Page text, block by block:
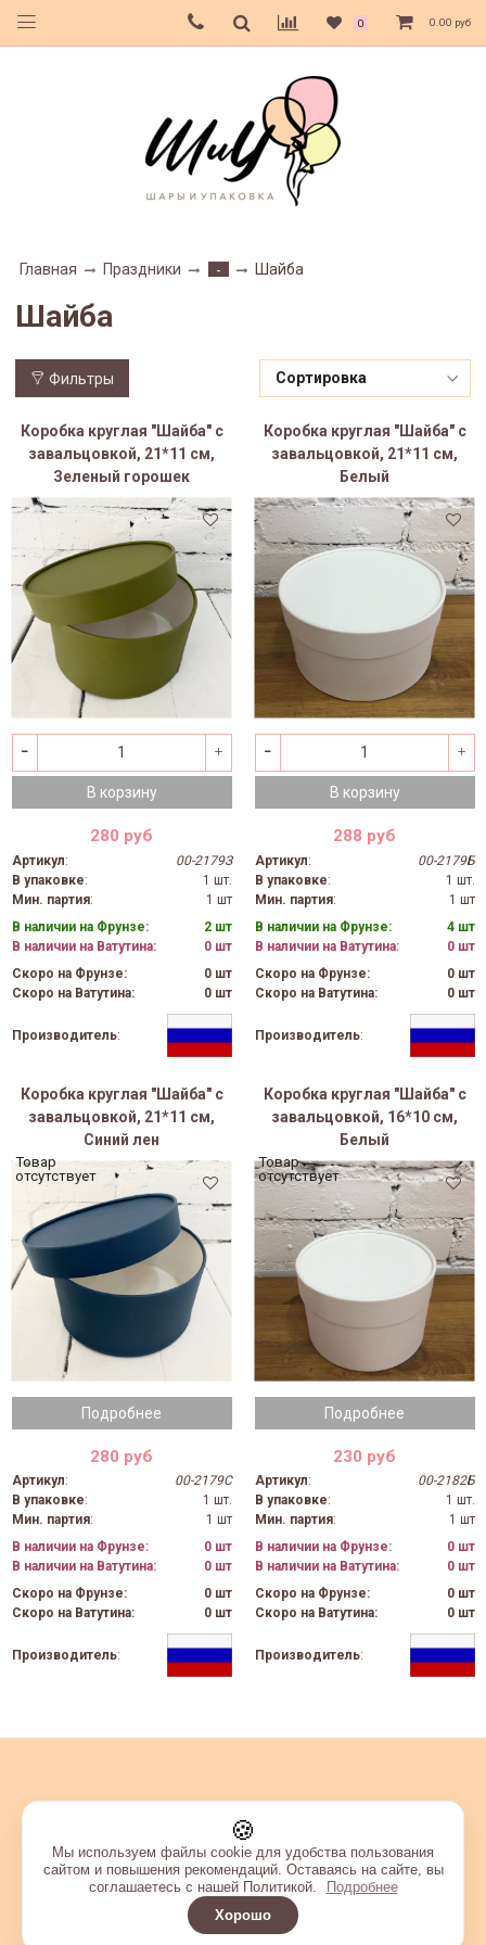
0 0.00 руб
Главная Праздники - Шайба
Шайба
Фильтры
Коробка круглая "Шайба" с
завальцовкой, 21*11 см,
Зеленый горошек
В корзину
280 руб
Артикул:
00-2179З
В упаковке:
1 шт.
Мин. партия:
1 шт
В наличии на Фрунзе:
2 шт
В наличии на Ватутина:
0 шт
Скоро на Фрунзе:
0 шт
Скоро на Ватутина:
0 шт
Производитель:
Коробка круглая "Шайба" с
завальцовкой, 21*11 см,
Белый
В корзину
288 руб
Артикул:
00-2179Б
В упаковке:
1 шт.
Мин. партия:
1 шт
В наличии на Фрунзе:
4 шт
В наличии на Ватутина:
0 шт
Скоро на Фрунзе:
0 шт
Скоро на Ватутина:
0 шт
Производитель:
Коробка круглая "Шайба" с
завальцовкой, 21*11 см,
Синий лен
Подробнее
Товар
отсутствует
280 руб
Артикул:
00-2179С
В упаковке:
1 шт.
Мин. партия:
1 шт
В наличии на Фрунзе:
0 шт
В наличии на Ватутина:
0 шт
Скоро на Фрунзе:
0 шт
Скоро на Ватутина:
0 шт
Производитель:
Коробка круглая "Шайба" с
завальцовкой, 16*10 см,
Белый
Подробнее
Товар
отсутствует
230 руб
Артикул:
00-2182Б
В упаковке:
1 шт.
Мин. партия:
1 шт
В наличии на Фрунзе:
0 шт
В наличии на Ватутина:
0 шт
Скоро на Фрунзе:
0 шт
Скоро на Ватутина:
0 шт
Производитель:
🍪
Мы используем файлы cookie для удобства пользования
сайтом и повышения рекомендаций. Оставаясь на сайте, вы
соглашаетесь с нашей Политикой.
Подробнее
Хорошо